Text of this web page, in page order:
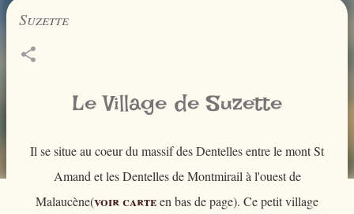
Suzette
Le Village de Suzette
Il se situe au coeur du massif des Dentelles entre le mont St
Amand et les Dentelles de Montmirail à l'ouest de
Malaucène(voir carteen bas de page). Ce petit village